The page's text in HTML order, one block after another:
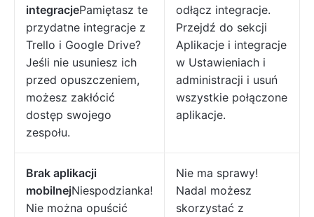
integracjePamiętasz te
przydatne integracje z
Trello i Google Drive?
Jeśli nie usuniesz ich
przed opuszczeniem,
możesz zakłócić
dostęp swojego
zespołu.
odłącz integracje.
Przejdź do sekcji
Aplikacje i integracje
w Ustawieniach i
administracji i usuń
wszystkie połączone
aplikacje.
Brak aplikacji
mobilnejNiespodzianka!
Nie można opuścić
Nie ma sprawy!
Nadal możesz
skorzystać z